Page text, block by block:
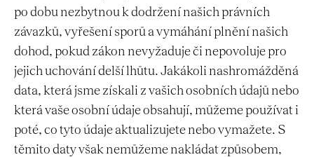
po dobu nezbytnou k dodržení našich právních
závazků, vyřešení sporů a vymáhání plnění našich
dohod, pokud zákon nevyžaduje či nepovoluje pro
jejich uchování delší lhůtu. Jakákoli nashromážděná
data, která jsme získali z vašich osobních údajů nebo
která vaše osobní údaje obsahují, můžeme používat i
poté, co tyto údaje aktualizujete nebo vymažete. S
těmito daty však nemůžeme nakládat způsobem,